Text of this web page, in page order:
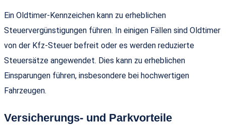
Ein Oldtimer-Kennzeichen kann zu erheblichen
Steuervergünstigungen führen. In einigen Fällen sind Oldtimer
von der Kfz-Steuer befreit oder es werden reduzierte
Steuersätze angewendet. Dies kann zu erheblichen
Einsparungen führen, insbesondere bei hochwertigen
Fahrzeugen.
Versicherungs- und Parkvorteile